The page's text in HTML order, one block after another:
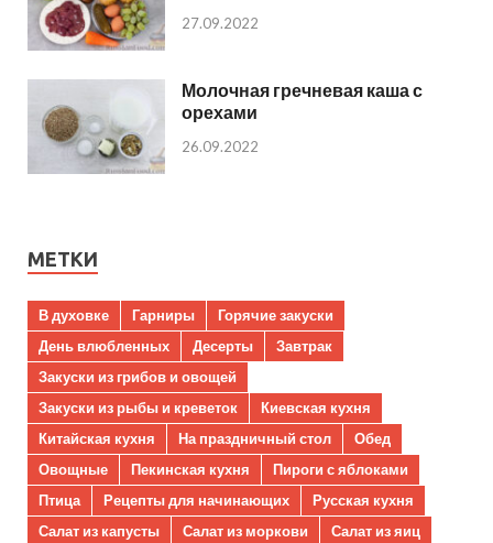
27.09.2022
Молочная гречневая каша с
орехами
26.09.2022
МЕТКИ
В духовке Гарниры
Горячие закуски
День влюбленных
Десерты
Завтрак
Закуски из грибов и овощей
Закуски из рыбы и креветок
Киевская кухня
Китайская кухня
На праздничный стол
Обед
Овощные
Пекинская кухня
Пироги с яблоками
Птица
Рецепты для начинающих
Русская кухня
Салат из капусты
Салат из моркови
Салат из яиц